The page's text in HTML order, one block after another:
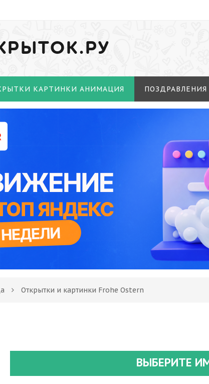
КАРТИНКИ АНИМАЦИЯ
Открытки и картинки Frohe Ostern
ВЫБЕРИТЕ